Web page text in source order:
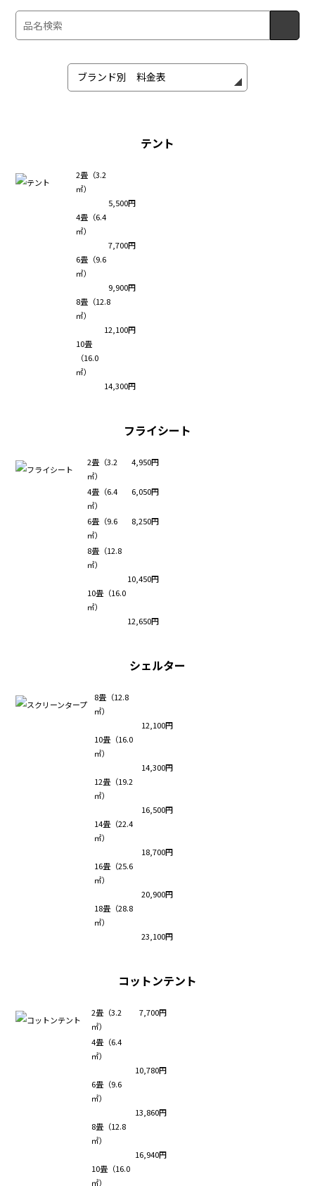
テント
2畳（3.2
㎡）
5,500円
4畳（6.4
㎡）
7,700円
6畳（9.6
㎡）
9,900円
8畳（12.8
㎡）
12,100円
10畳
（16.0
㎡）
14,300円
フライシート
2畳（3.2
㎡）
4,950円
4畳（6.4
㎡）
6,050円
6畳（9.6
㎡）
8,250円
8畳（12.8
㎡）
10,450円
10畳（16.0
㎡）
12,650円
シェルター
8畳（12.8
㎡）
12,100円
10畳（16.0
㎡）
14,300円
12畳（19.2
㎡）
16,500円
14畳（22.4
㎡）
18,700円
16畳（25.6
㎡）
20,900円
18畳（28.8
㎡）
23,100円
コットンテント
2畳（3.2
㎡）
7,700円
4畳（6.4
㎡）
10,780円
6畳（9.6
㎡）
13,860円
8畳（12.8
㎡）
16,940円
10畳（16.0
㎡）